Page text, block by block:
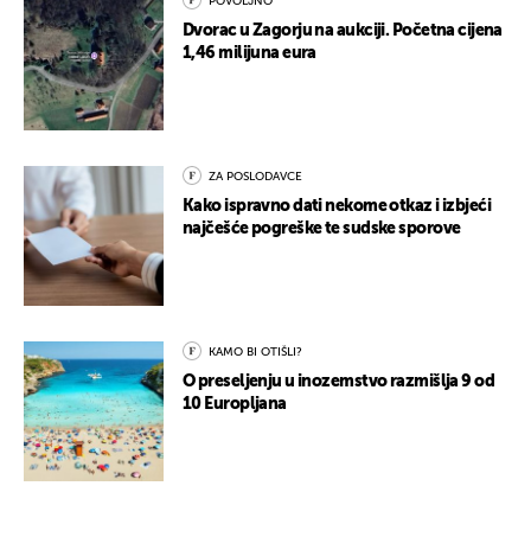
Dvorac u Zagorju na aukciji. Početna cijena
1,46 milijuna eura
ZA POSLODAVCE
Kako ispravno dati nekome otkaz i izbjeći
najčešće pogreške te sudske sporove
KAMO BI OTIŠLI?
O preseljenju u inozemstvo razmišlja 9 od
10 Europljana